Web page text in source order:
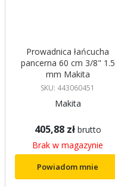
Prowadnica łańcucha
pancerna 60 cm 3/8" 1.5
mm Makita
SKU: 443060451
Makita
405,88 zł brutto
Brak w magazynie
Powiadom mnie